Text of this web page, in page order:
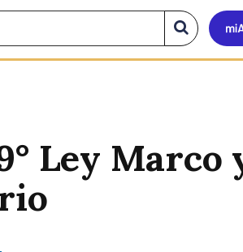
Buscar
en
el
Ley Marco